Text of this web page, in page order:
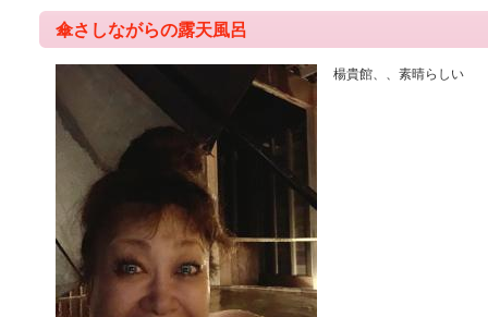
傘さしながらの露天風呂
楊貴館、、素晴らしい